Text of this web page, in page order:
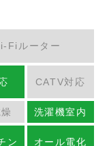
Fiルーター
CATV対応
洗濯機室内
ン オール電化